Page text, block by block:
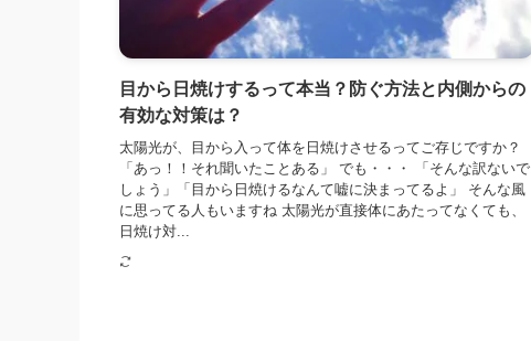
目から日焼けするって本当？防ぐ方法と内側からの
有効な対策は？
太陽光が、目から入って体を日焼けさせるってご存じですか？
「あっ！！それ聞いたことある」 でも・・・ 「そんな訳ないで
しょう」「目から日焼けるなんて嘘に決まってるよ」 そんな風
に思ってる人もいますね 太陽光が直接体にあたってなくても、
日焼け対...